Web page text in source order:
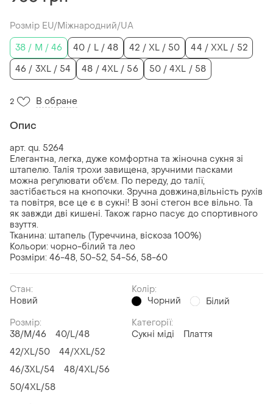
Розмір EU/Міжнародний/UA
38 / M / 46
40 / L / 48 42 / XL / 50
44 / XXL / 52
46 / 3XL / 54
48 / 4XL / 56 50 / 4XL / 58
2 В обране
Опис
арт. qu. 5264
Елегантна, легка, дуже комфортна та жіночна сукня зі
штапелю. Талія трохи завищена, зручними пасками
можна регулювати об'єм. По переду, до талії,
застібається на кнопочки. Зручна довжина,вільність рухів
та повітря, все це є в сукні! В зоні стегон все вільно. Та
як завжди дві кишені. Також гарно пасує до спортивного
взуття.
Тканина: штапель (Туреччина, віскоза 100%)
Кольори: чорно-білий та лео
Розміри: 46-48, 50-52, 54-56, 58-60
Стан:
Новий
Колір:
Чорний
Білий
Розмір:
38/M/46
40/L/48
42/XL/50
44/XXL/52
46/3XL/54
48/4XL/56
50/4XL/58
Категорії:
Сукні міді
Плаття